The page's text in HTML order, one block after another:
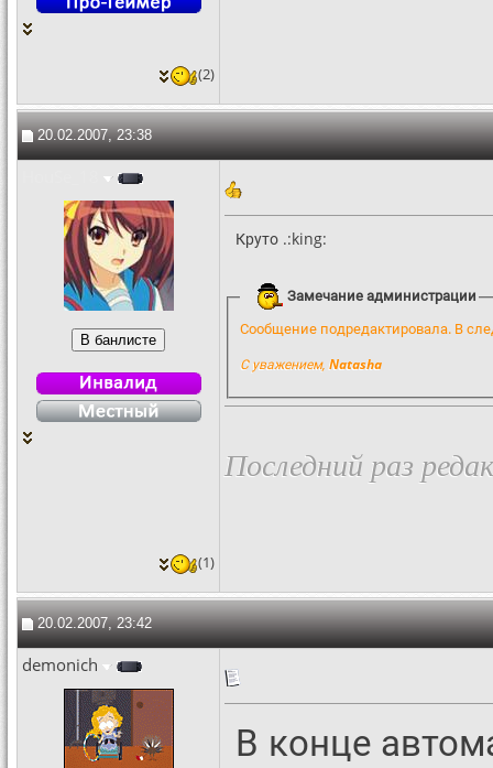
(2)
20.02.2007, 23:38
Круто .:king:
Замечание администрации
Сообщение подредактировала. В
С уважением, Natasha
Последний раз
(1)
20.02.2007, 23:42
demonich
В конце